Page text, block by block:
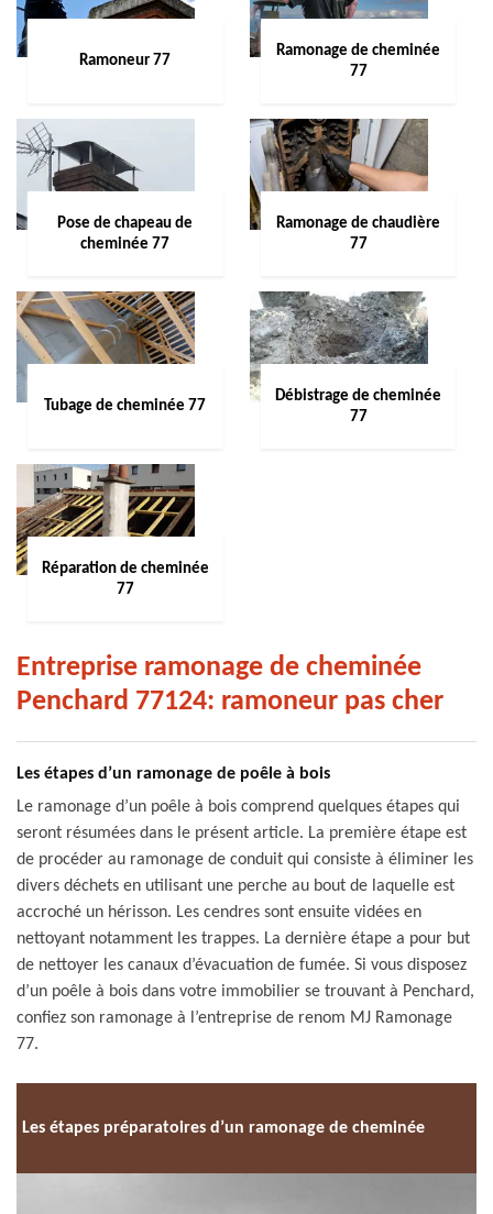
Ramoneur 77
Ramonage de cheminée
77
Pose de chapeau de
cheminée 77
Ramonage de chaudière
77
Tubage de cheminée 77
Débistrage de cheminée
77
Réparation de cheminée
77
Entreprise ramonage de cheminée
Penchard 77124: ramoneur pas cher
Les étapes d’un ramonage de poêle à bois
Le ramonage d’un poêle à bois comprend quelques étapes qui
seront résumées dans le présent article. La première étape est
de procéder au ramonage de conduit qui consiste à éliminer les
divers déchets en utilisant une perche au bout de laquelle est
accroché un hérisson. Les cendres sont ensuite vidées en
nettoyant notamment les trappes. La dernière étape a pour but
de nettoyer les canaux d’évacuation de fumée. Si vous disposez
d’un poêle à bois dans votre immobilier se trouvant à Penchard,
confiez son ramonage à l’entreprise de renom MJ Ramonage
77.
Les étapes préparatoires d’un ramonage de cheminée